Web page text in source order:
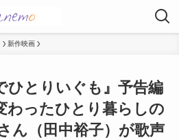
新作映画
ひとりいぐも』予告編
わったひとり暮らしの
ん（田中裕子）が歌声